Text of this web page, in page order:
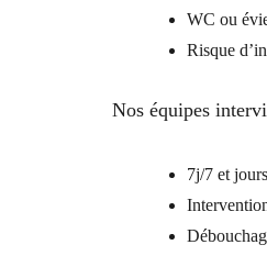
WC ou
Risque
Nos équipes
7j/7 et